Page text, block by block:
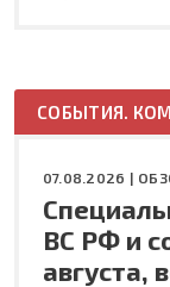
СОБЫТИЯ.
07.08.2026 |
ВС РФ и
августа,